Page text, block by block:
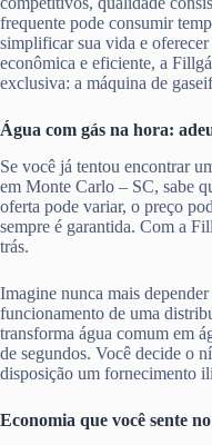
frequente pode consumir
simplificar sua vida e
econômica e eficiente, a
exclusiva: a máquina de
Água com gás na hora:
Se você já tentou encontrar
em Monte Carlo – SC, sabe
oferta pode variar, o preço
sempre é garantida. Com a
trás.
Imagine nunca mais
funcionamento de uma
transforma água comum em
de segundos. Você decide o
disposição um fornecimento
Economia que você sente